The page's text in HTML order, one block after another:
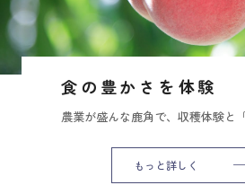
食の豊かさを体験
農業が盛んな鹿角で、収穫体験と
もっと詳しく